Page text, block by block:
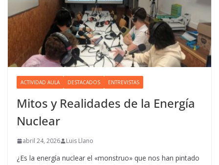
ACTIVIDAD AULA DESTACADOS ENTREVISTAS
Mitos y Realidades de la Energía
Nuclear
abril 24, 2026 Luis Llano
¿Es la energía nuclear el «monstruo» que nos han pintado